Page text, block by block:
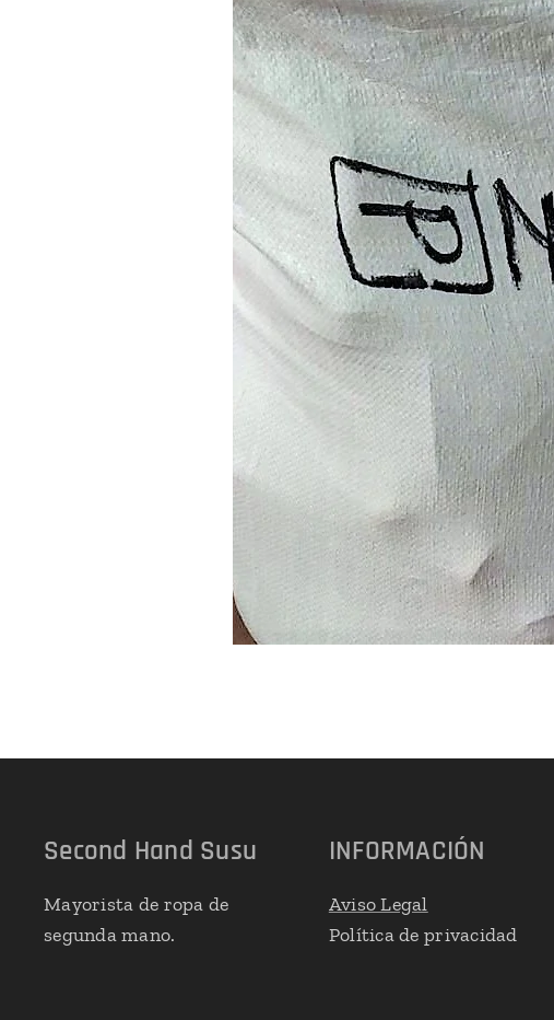
Second Hand Susu
Mayorista de ropa de
segunda mano.
INFORMACIÓN
Aviso Legal
Política de privacidad